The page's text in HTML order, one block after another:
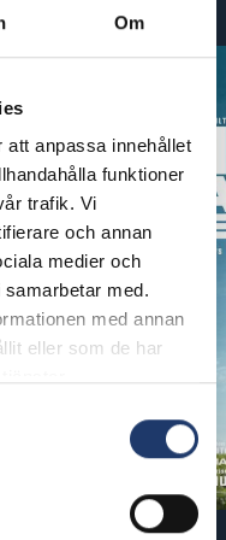
Om
att anpassa innehållet
funktioner
trafik. Vi
och annan
medier och
med.
med annan
eller som de har